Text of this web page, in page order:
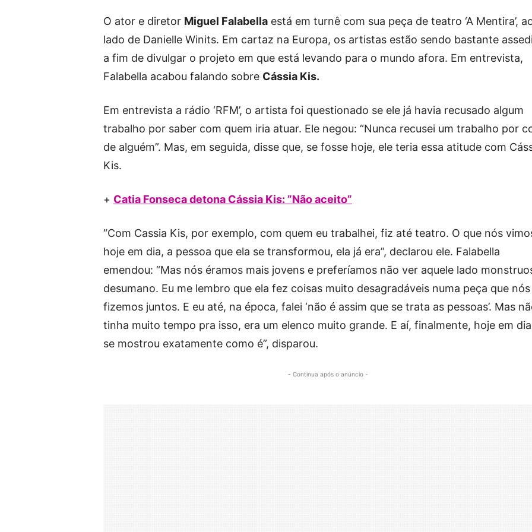
O ator e diretor Miguel Falabella está em turnê com sua peça de teatro ‘A Mentira’,
lado de Danielle Winits. Em cartaz na Europa, os artistas estão sendo bastante
a fim de divulgar o projeto em que está levando para o mundo afora. Em entrevista,
Falabella acabou falando sobre Cássia Kis.
Em entrevista a rádio ‘RFM’, o artista foi questionado se ele já havia recusado algum
trabalho por saber com quem iria atuar. Ele negou: “Nunca recusei um trabalho por
de alguém”. Mas, em seguida, disse que, se fosse hoje, ele teria essa atitude com
Kis.
+ Catia Fonseca detona Cássia Kis: ”Não aceito”
“Com Cassia Kis, por exemplo, com quem eu trabalhei, fiz até teatro. O que nós
hoje em dia, a pessoa que ela se transformou, ela já era”, declarou ele. Falabella
emendou: “Mas nós éramos mais jovens e preferíamos não ver aquele lado
desumano. Eu me lembro que ela fez coisas muito desagradáveis numa peça que nós
fizemos juntos. E eu até, na época, falei ‘não é assim que se trata as pessoas’. Mas
tinha muito tempo pra isso, era um elenco muito grande. E aí, finalmente, hoje em
se mostrou exatamente como é”, disparou.
- Continua após o anúncio -